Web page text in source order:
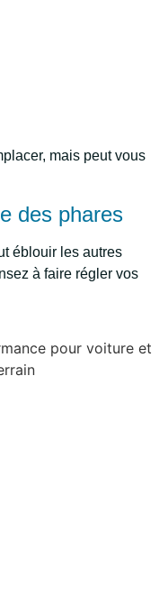
mais peut vous
des phares
éblouir les autres
à faire régler vos